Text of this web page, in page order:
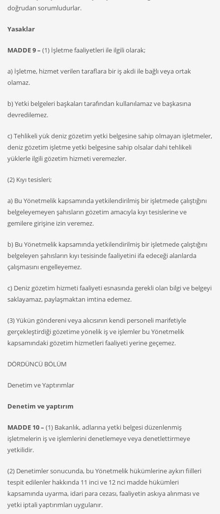
doğrudan sorumludurlar.
Yasaklar
MADDE 9 – (1) İşletme faaliyetleri ile ilgili olarak;
a) İşletme, hizmet verilen taraflara bir iş akdi ile bağlı veya ortak
olamaz.
b) Yetki belgeleri başkaları tarafından kullanılamaz ve başkasına
devredilemez.
c) Tehlikeli yük deniz gözetim yetki belgesine sahip olmayan işletmeler,
deniz gözetim işletme yetki belgesine sahip olsalar dahi tehlikeli
yüklerle ilgili gözetim hizmeti veremezler.
(2) Kıyı tesisleri;
a) Bu Yönetmelik kapsamında yetkilendirilmiş bir işletmede çalıştığını
belgeleyemeyen şahısların gözetim amacıyla kıyı tesislerine ve
gemilere girişine izin veremez.
b) Bu Yönetmelik kapsamında yetkilendirilmiş bir işletmede çalıştığını
belgeleyen şahısların kıyı tesisinde faaliyetini ifa edeceği alanlarda
çalışmasını engelleyemez.
c) Deniz gözetim hizmeti faaliyeti esnasında gerekli olan bilgi ve belgeyi
saklayamaz, paylaşmaktan imtina edemez.
(3) Yükün göndereni veya alıcısının kendi personeli marifetiyle
gerçekleştirdiği gözetime yönelik iş ve işlemler bu Yönetmelik
kapsamındaki gözetim hizmetleri faaliyeti yerine geçemez.
DÖRDÜNCÜ BÖLÜM
Denetim ve Yaptırımlar
Denetim ve yaptırım
MADDE 10 – (1) Bakanlık, adlarına yetki belgesi düzenlenmiş
işletmelerin iş ve işlemlerini denetlemeye veya denetlettirmeye
yetkilidir.
(2) Denetimler sonucunda, bu Yönetmelik hükümlerine aykırı fiilleri
tespit edilenler hakkında 11 inci ve 12 nci madde hükümleri
kapsamında uyarma, idari para cezası, faaliyetin askıya alınması ve
yetki iptali yaptırımları uygulanır.